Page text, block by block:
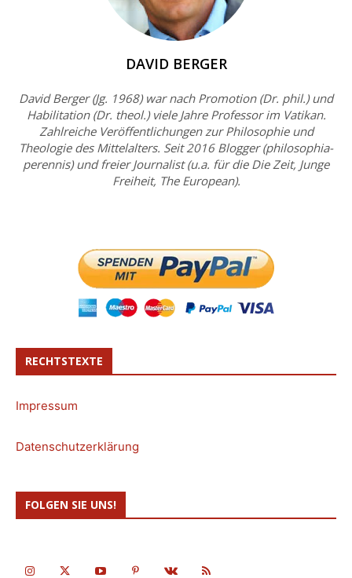
DAVID BERGER
David Berger (Jg. 1968) war nach Promotion (Dr. phil.) und
Habilitation (Dr. theol.) viele Jahre Professor im Vatikan.
Zahlreiche Veröffentlichungen zur Philosophie und
Theologie des Mittelalters. Seit 2016 Blogger (philosophia-
perennis) und freier Journalist (u.a. für die Die Zeit, Junge
Freiheit, The European).
RECHTSTEXTE
Impressum
Datenschutzerklärung
FOLGEN SIE UNS!